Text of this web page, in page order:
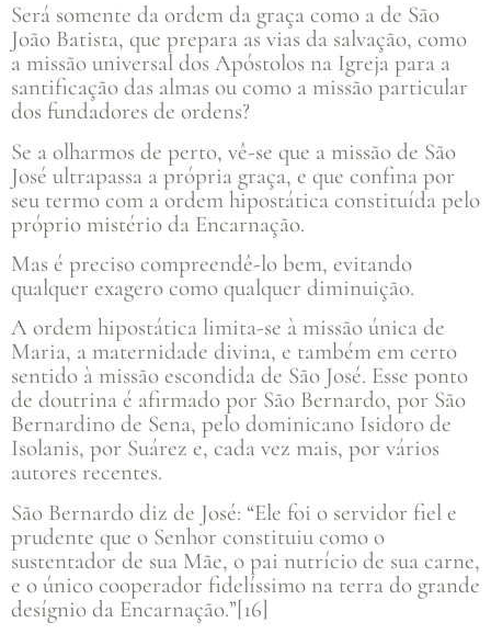
Será somente da ordem da graça como a de São
João Batista, que prepara as vias da salvação, como
a missão universal dos Apóstolos na Igreja para a
santificação das almas ou como a missão particular
dos fundadores de ordens?
Se a olharmos de perto, vê-se que a missão de São
José ultrapassa a própria graça, e que confina por
seu termo com a ordem hipostática constituída pelo
próprio mistério da Encarnação.
Mas é preciso compreendê-lo bem, evitando
qualquer exagero como qualquer diminuição.
A ordem hipostática limita-se à missão única de
Maria, a maternidade divina, e também em certo
sentido à missão escondida de São José. Esse ponto
de doutrina é afirmado por São Bernardo, por São
Bernardino de Sena, pelo dominicano Isidoro de
Isolanis, por Suárez e, cada vez mais, por vários
autores recentes.
São Bernardo diz de José: “Ele foi o servidor fiel e
prudente que o Senhor constituiu como o
sustentador de sua Mãe, o pai nutrício de sua carne,
e o único cooperador fidelíssimo na terra do grande
desígnio da Encarnação.”[16]